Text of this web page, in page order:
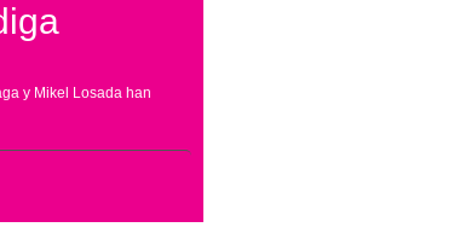
y Mikel Losada han